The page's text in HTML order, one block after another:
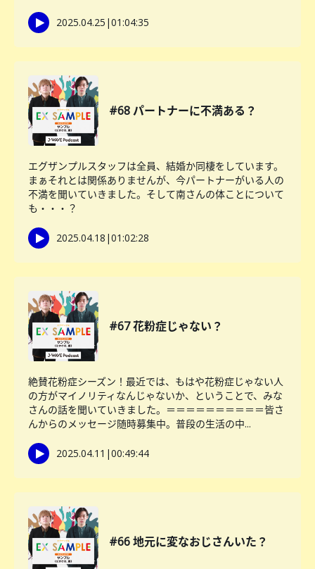
2025.04.25 |01:04:35
#68 パートナーに不満ある？
エグザンプルスタッフは全員、結婚か同棲をしています。
まぁそれとは関係ありませんが、今パートナーがいる人の
不満を聞いていきました。そして南さんの体ことについて
も・・・？
2025.04.18 |01:02:28
#67 花粉症じゃない？
絶賛花粉症シーズン！最近では、もはや花粉症じゃない人
の方がマイノリティなんじゃないか、ということで、みな
さんの話を聞いていきました。＝＝＝＝＝＝＝＝＝＝皆さ
んからのメッセージ随時募集中。普段の生活の中...
2025.04.11 |00:49:44
#66 地元に変なおじさんいた？